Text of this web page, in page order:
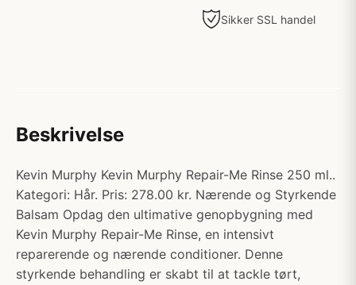
Sikker SSL handel
Beskrivelse
Kevin Murphy Kevin Murphy Repair-Me Rinse 250 ml..
Kategori: Hår. Pris: 278.00 kr. Nærende og Styrkende
Balsam Opdag den ultimative genopbygning med
Kevin Murphy Repair-Me Rinse, en intensivt
reparerende og nærende conditioner. Denne
styrkende behandling er skabt til at tackle tørt,